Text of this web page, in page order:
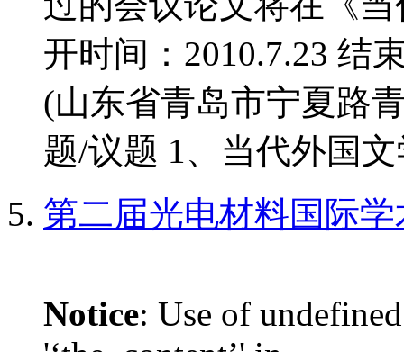
开时间：2010.7.23 结
(山东省青岛市宁夏路
题/议题 1、当代外国文
第二届光电材料国际
Notice: Use of